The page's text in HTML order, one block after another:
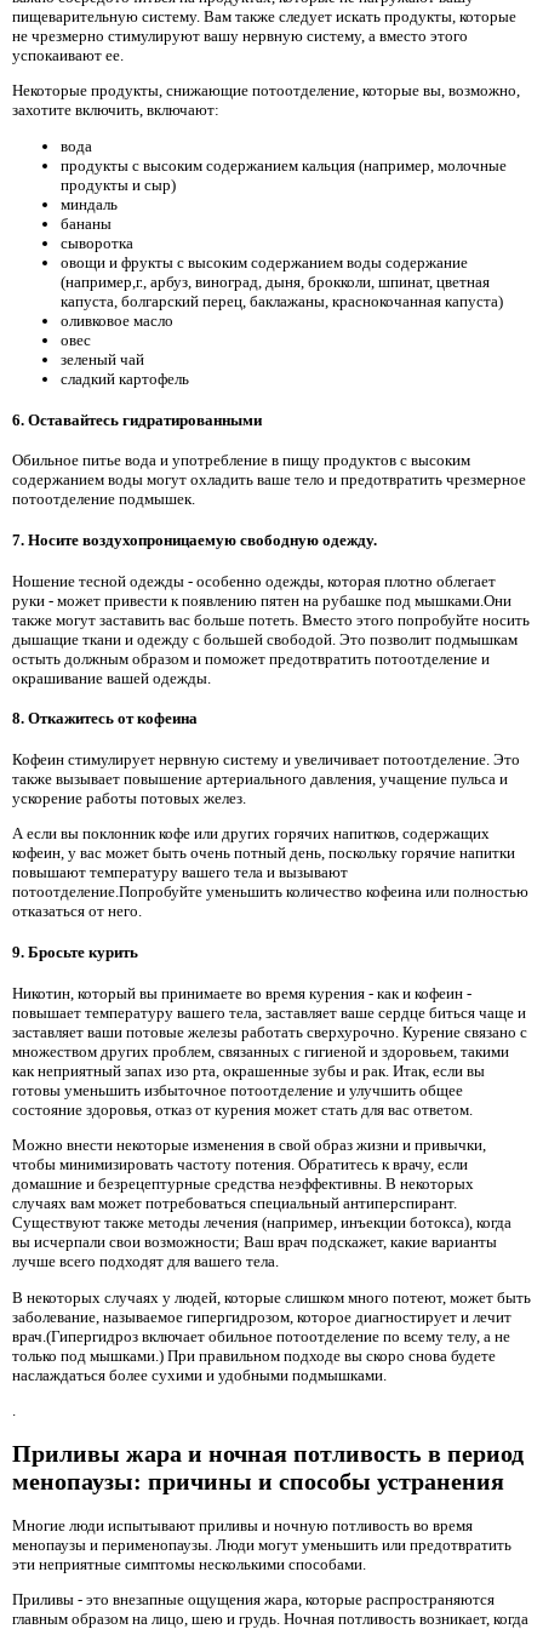
пищеварительную систему. Вам также следует искать продукты, которые
не чрезмерно стимулируют вашу нервную систему, а вместо этого
успокаивают ее.
Некоторые продукты, снижающие потоотделение, которые вы, возможно,
захотите включить, включают:
вода
продукты с высоким содержанием кальция (например, молочные
продукты и сыр)
миндаль
бананы
сыворотка
овощи и фрукты с высоким содержанием воды содержание
(например,г., арбуз, виноград, дыня, брокколи, шпинат, цветная
капуста, болгарский перец, баклажаны, краснокочанная капуста)
оливковое масло
овес
зеленый чай
сладкий картофель
6. Оставайтесь гидратированными
Обильное питье вода и употребление в пищу продуктов с высоким
содержанием воды могут охладить ваше тело и предотвратить чрезмерное
потоотделение подмышек.
7. Носите воздухопроницаемую свободную одежду.
Ношение тесной одежды - особенно одежды, которая плотно облегает
руки - может привести к появлению пятен на рубашке под мышками.Они
также могут заставить вас больше потеть. Вместо этого попробуйте носить
дышащие ткани и одежду с большей свободой. Это позволит подмышкам
остыть должным образом и поможет предотвратить потоотделение и
окрашивание вашей одежды.
8. Откажитесь от кофеина
Кофеин стимулирует нервную систему и увеличивает потоотделение. Это
также вызывает повышение артериального давления, учащение пульса и
ускорение работы потовых желез.
А если вы поклонник кофе или других горячих напитков, содержащих
кофеин, у вас может быть очень потный день, поскольку горячие напитки
повышают температуру вашего тела и вызывают
потоотделение.Попробуйте уменьшить количество кофеина или полностью
отказаться от него.
9. Бросьте курить
Никотин, который вы принимаете во время курения - как и кофеин -
повышает температуру вашего тела, заставляет ваше сердце биться чаще и
заставляет ваши потовые железы работать сверхурочно. Курение связано с
множеством других проблем, связанных с гигиеной и здоровьем, такими
как неприятный запах изо рта, окрашенные зубы и рак. Итак, если вы
готовы уменьшить избыточное потоотделение и улучшить общее
состояние здоровья, отказ от курения может стать для вас ответом.
Можно внести некоторые изменения в свой образ жизни и привычки,
чтобы минимизировать частоту потения. Обратитесь к врачу, если
домашние и безрецептурные средства неэффективны. В некоторых
случаях вам может потребоваться специальный антиперспирант.
Существуют также методы лечения (например, инъекции ботокса), когда
вы исчерпали свои возможности; Ваш врач подскажет, какие варианты
лучше всего подходят для вашего тела.
В некоторых случаях у людей, которые слишком много потеют, может быть
заболевание, называемое гипергидрозом, которое диагностирует и лечит
врач.(Гипергидроз включает обильное потоотделение по всему телу, а не
только под мышками.) При правильном подходе вы скоро снова будете
наслаждаться более сухими и удобными подмышками.
Приливы жара и ночная потливость в период
менопаузы: причины и способы устранения
Многие люди испытывают приливы и ночную потливость во время
менопаузы и перименопаузы. Люди могут уменьшить или предотвратить
эти неприятные симптомы несколькими способами.
Приливы - это внезапные ощущения жара, которые распространяются
главным образом на лицо, шею и грудь. Ночная потливость возникает, когда